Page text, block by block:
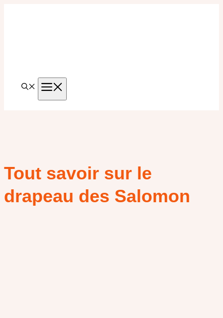
Tout savoir sur le
drapeau des Salomon